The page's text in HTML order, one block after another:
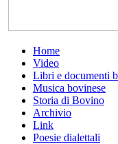
Home
Video
Libri e documenti
Musica bovinese
Storia di Bovino
Archivio
Link
Poesie dialettali